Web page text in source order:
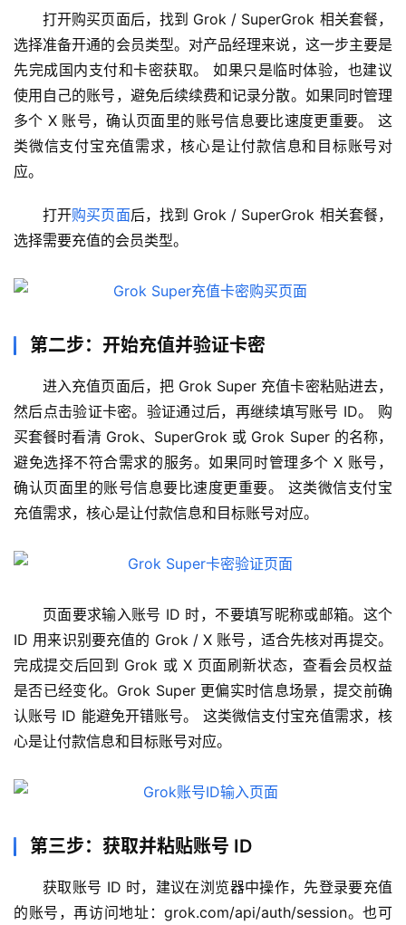
c
打开购买页面后，找到 Grok / SuperGrok 相关套餐，
选择准备开通的会员类型。对产品经理来说，这一步主要是
先完成国内支付和卡密获取。 如果只是临时体验，也建议
使用自己的账号，避免后续续费和记录分散。如果同时管理
多个 X 账号，确认页面里的账号信息要比速度更重要。 这
类微信支付宝充值需求，核心是让付款信息和目标账号对
应。
打开购买页面后，找到 Grok / SuperGrok 相关套餐，
选择需要充值的会员类型。
第二步：开始充值并验证卡密
进入充值页面后，把 Grok Super 充值卡密粘贴进去，
然后点击验证卡密。验证通过后，再继续填写账号 ID。 购
买套餐时看清 Grok、SuperGrok 或 Grok Super 的名称，
避免选择不符合需求的服务。如果同时管理多个 X 账号，
确认页面里的账号信息要比速度更重要。 这类微信支付宝
充值需求，核心是让付款信息和目标账号对应。
页面要求输入账号 ID 时，不要填写昵称或邮箱。这个
ID 用来识别要充值的 Grok / X 账号，适合先核对再提交。
完成提交后回到 Grok 或 X 页面刷新状态，查看会员权益
是否已经变化。Grok Super 更偏实时信息场景，提交前确
认账号 ID 能避免开错账号。 这类微信支付宝充值需求，核
心是让付款信息和目标账号对应。
第三步：获取并粘贴账号 ID
获取账号 ID 时，建议在浏览器中操作，先登录要充值
的账号，再访问地址：grok.com/api/auth/session。也可